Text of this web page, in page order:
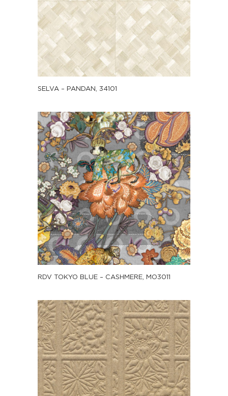
SELVA – PANDAN, 34101
RDV TOKYO BLUE – CASHMERE, MO3011